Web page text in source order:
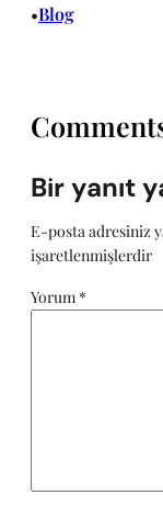
•Blog
Bir yanıt
E-posta adresiniz
işaretlenmişlerdir
Yorum *